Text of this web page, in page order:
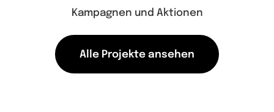
Kampagnen und Aktionen
Alle Projekte ansehen